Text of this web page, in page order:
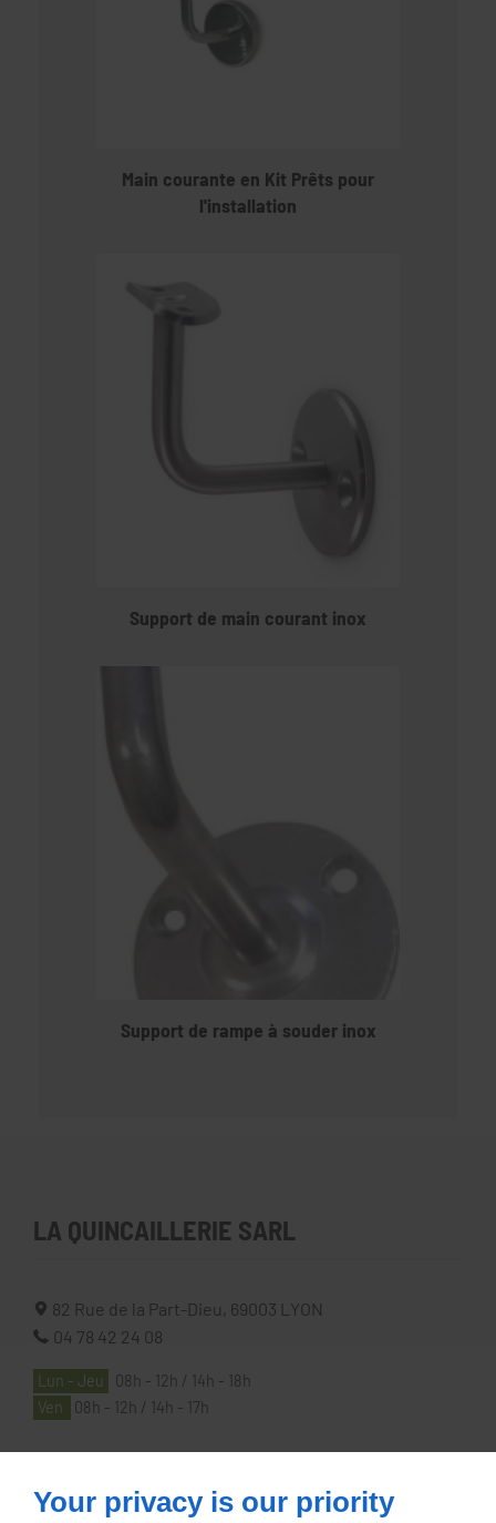
Main courante en Kit Prêts pour
l'installation
Support de main courant inox
Support de rampe à souder inox
LA QUINCAILLERIE SARL
82 Rue de la Part-Dieu, 69003
LYON
04 78 42 24 08
Lun - Jeu
08h - 12h / 14h - 18h
Ven
08h - 12h / 14h - 17h
À PROPOS
Your privacy is our priority